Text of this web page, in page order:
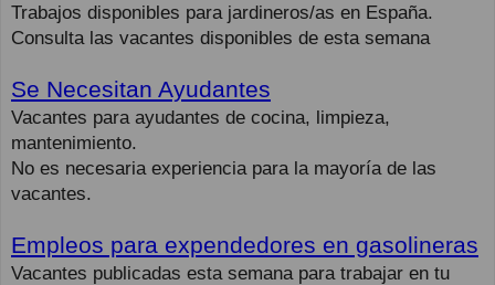
Trabajos disponibles para jardineros/as en España.
Consulta las vacantes disponibles de esta semana
Se Necesitan Ayudantes
Vacantes para ayudantes de cocina, limpieza,
mantenimiento.
No es necesaria experiencia para la mayoría de las
vacantes.
Empleos para expendedores en gasolineras
Vacantes publicadas esta semana para trabajar en tu